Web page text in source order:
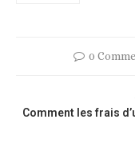
0
Comment les frais